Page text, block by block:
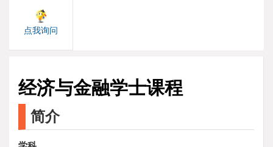
点我询问
经济与金融学士课程
简介